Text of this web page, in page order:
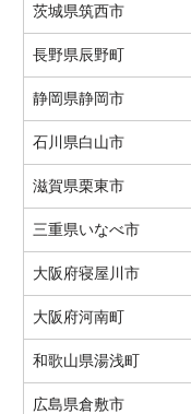
茨城県筑西市
長野県辰野町
静岡県静岡市
石川県白山市
滋賀県栗東市
三重県いなべ市
大阪府寝屋川市
大阪府河南町
和歌山県湯浅町
広島県倉敷市